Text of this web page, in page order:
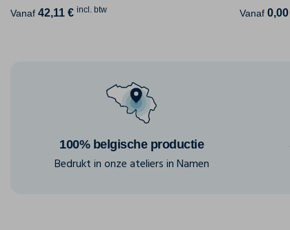
Vanaf 42,11 € incl. btw Vanaf
100% belgische productie
Bedrukt in onze ateliers in Namen